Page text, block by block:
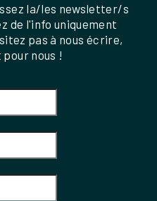
la/les newsletter/s
de l'info uniquement
pas à nous écrire,
nous !